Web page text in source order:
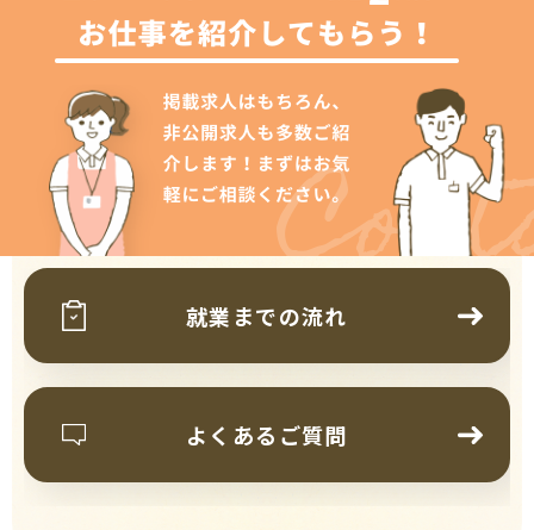
就業までの流れ
よくあるご質問